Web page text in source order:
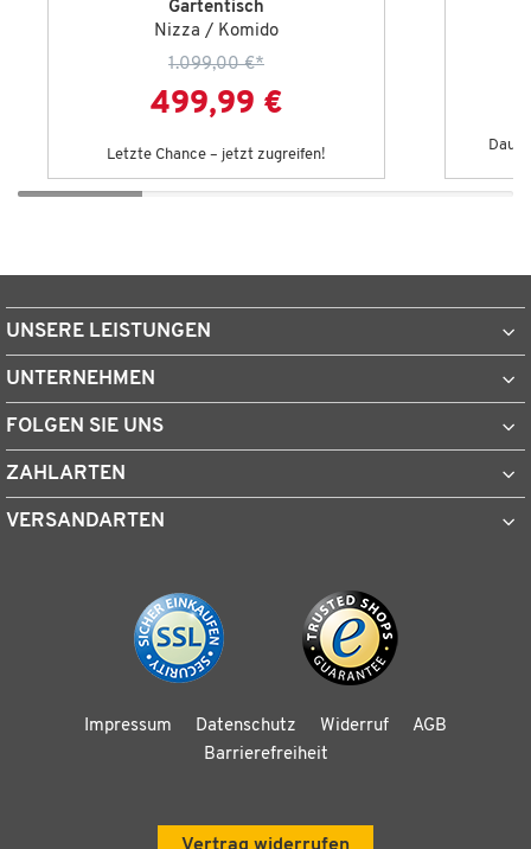
Gartentisch
Nizza / Komido
1.099,00 €*
499,99 €
Letzte Chance – jetzt zugreifen!
UNSERE LEISTUNGEN
UNTERNEHMEN
FOLGEN SIE UNS
ZAHLARTEN
VERSANDARTEN
Impressum Datenschutz Widerruf
AGB
Barrierefreiheit
Vertrag widerrufen